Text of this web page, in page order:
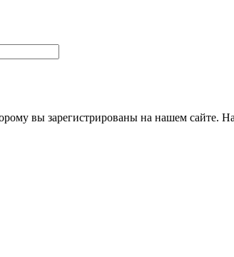
вы зарегистрированы на нашем